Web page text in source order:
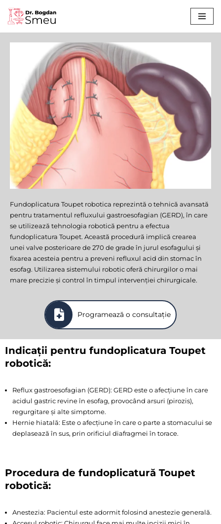
Sari
Fundoplicatura Toupet
Robotică
Fundoplicatura Toupet robotica reprezintă o tehnică avansată
pentru tratamentul refluxului gastroesofagian (GERD), în care
se utilizează tehnologia robotică pentru a efectua
fundoplicatura Toupet. Această procedură implică crearea
unei valve posterioare de 270 de grade în jurul esofagului și
fixarea acesteia pentru a preveni refluxul acid din stomac în
esofag. Utilizarea sistemului robotic oferă chirurgilor o mai
mare precizie și control în timpul intervenției chirurgicale.
Programează o consultație
Indicații pentru fundoplicatura Toupet
robotică:
Reflux gastroesofagian (GERD): GERD este o afecțiune în care
acidul gastric revine în esofag, provocând arsuri (pirozis),
regurgitare și alte simptome.
Hernie hiatală: Este o afecțiune în care o parte a stomacului se
deplasează în sus, prin orificiul diafragmei în torace.
Procedura de fundoplicatură Toupet
robotică:
Anestezia: Pacientul este adormit folosind anestezie generală.